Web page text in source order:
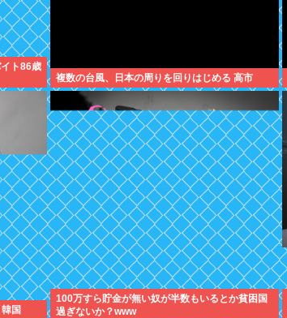
ト86歳
複数の台風、日本の周りを回りはじめる 高市
国
100万すら貯金が無い奴が半数もいるとか貧困国
過ぎないか？www